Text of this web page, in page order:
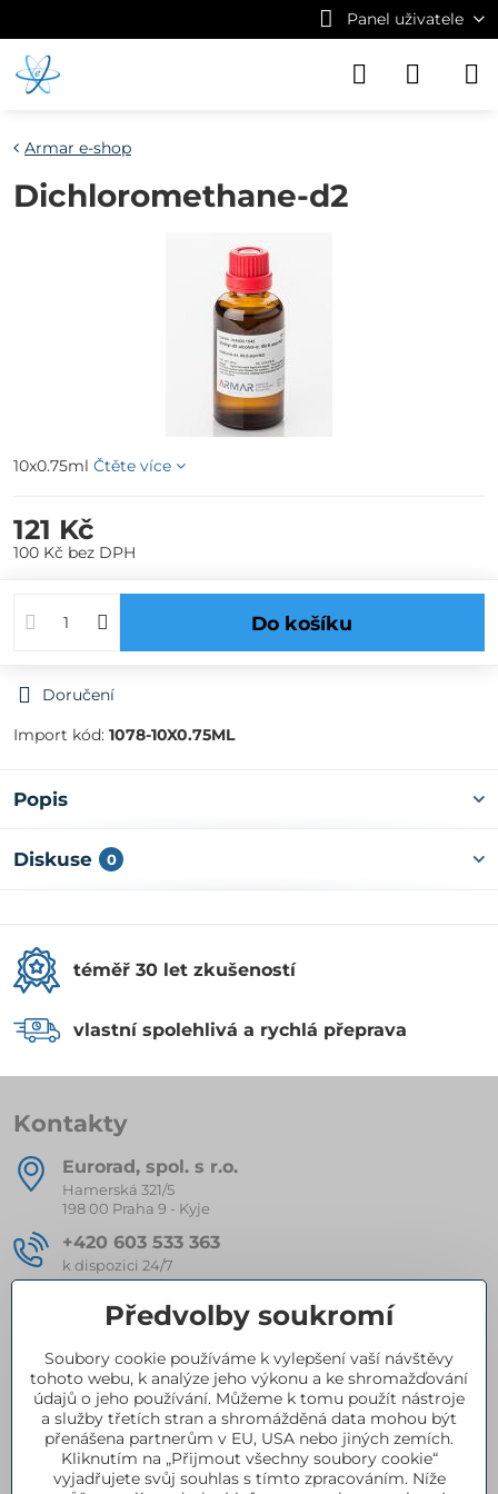
Panel uživatele
Armar e-shop
Dichloromethane-d2
10x0.75ml Čtěte více
121 Kč
100 Kč bez DPH
Do košíku
Doručení
Import kód: 1078-10X0.75ML
Popis
Diskuse 0
téměř 30 let zkušeností
vlastní spolehlivá a rychlá přeprava
Kontakty
Eurorad, spol​. s r​.o​.
Hamerská 321/5
198 00 Praha 9 - Kyje
+420 603 533 363
k dispozici 24/7
eurorad​@seznam​.cz
Kompletní nabídka produktů
Certifikace
Předvolby soukromí
Soubory cookie používáme k vylepšení vaší návštěvy
tohoto webu, k analýze jeho výkonu a ke shromažďování
údajů o jeho používání. Můžeme k tomu použít nástroje
a služby třetích stran a shromážděná data mohou být
přenášena partnerům v EU, USA nebo jiných zemích.
Kliknutím na „Přijmout všechny soubory cookie“
vyjadřujete svůj souhlas s tímto zpracováním. Níže